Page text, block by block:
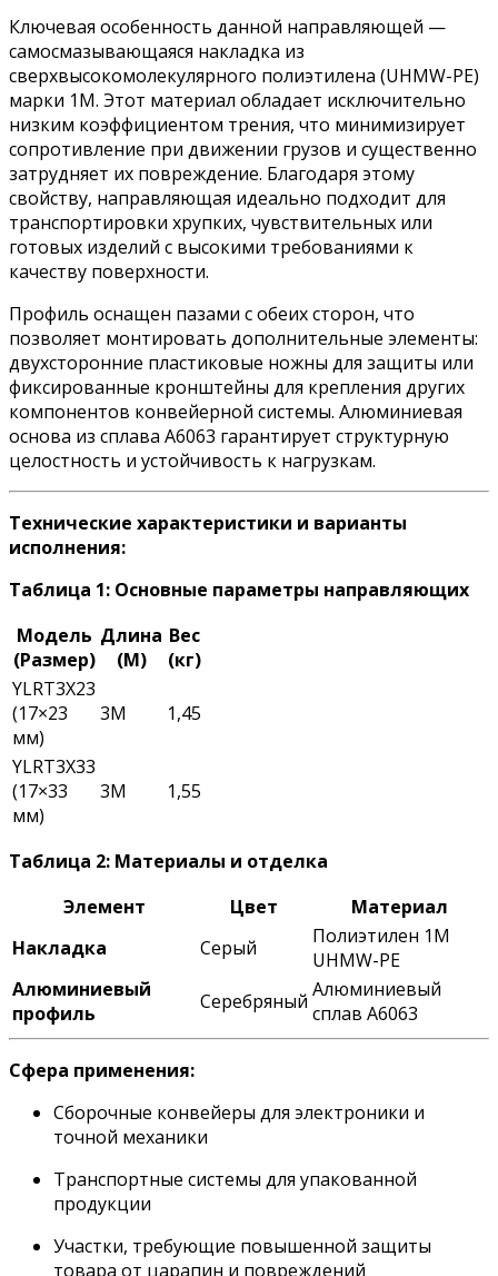
Ключевая особенность данной направляющей —
самосмазывающаяся накладка из
сверхвысокомолекулярного полиэтилена (UHMW-PE)
марки 1M. Этот материал обладает исключительно
низким коэффициентом трения, что минимизирует
сопротивление при движении грузов и существенно
затрудняет их повреждение. Благодаря этому
свойству, направляющая идеально подходит для
транспортировки хрупких, чувствительных или
готовых изделий с высокими требованиями к
качеству поверхности.
Профиль оснащен пазами с обеих сторон, что
позволяет монтировать дополнительные элементы:
двухсторонние пластиковые ножны для защиты или
фиксированные кронштейны для крепления других
компонентов конвейерной системы. Алюминиевая
основа из сплава A6063 гарантирует структурную
целостность и устойчивость к нагрузкам.
Технические характеристики и варианты
исполнения:
Таблица 1: Основные параметры направляющих
Модель
(Размер)
Длина
(М)
Вес
(кг)
YLRT3X23
(17×23
мм)
3M 1,45
YLRT3X33
(17×33
мм)
3M 1,55
Таблица 2: Материалы и отделка
Элемент
Цвет
Материал
Накладка
Серый
Полиэтилен 1M
UHMW-PE
Алюминиевый
профиль
Серебряный Алюминиевый
сплав A6063
Сфера применения:
Сборочные конвейеры для электроники и
точной механики
Транспортные системы для упакованной
продукции
Участки, требующие повышенной защиты
товара от царапин и повреждений